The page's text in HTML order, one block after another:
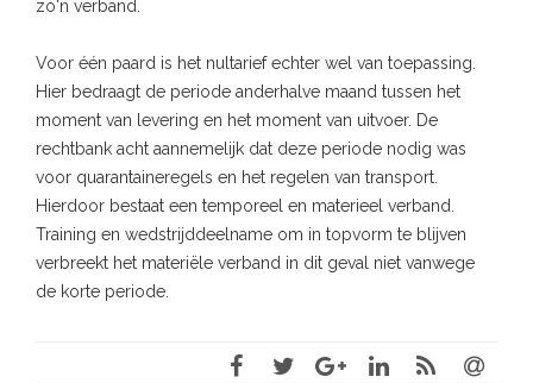
zo'n verband.
Voor één paard is het nultarief echter wel van toepassing.
Hier bedraagt de periode anderhalve maand tussen het
moment van levering en het moment van uitvoer. De
rechtbank acht aannemelijk dat deze periode nodig was
voor quarantaineregels en het regelen van transport.
Hierdoor bestaat een temporeel en materieel verband.
Training en wedstrijddeelname om in topvorm te blijven
verbreekt het materiële verband in dit geval niet vanwege
de korte periode.